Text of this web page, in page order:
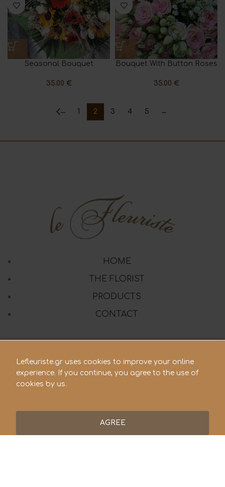
Seasonal Bouquet
35.00 €
Bouquet With Button Roses
35.00 €
← 1 2 3 4 5 →
HOME
THE FLORIST
PRODUCTS
CONTACT
210 28.21.119
Lefleuriste.gr uses cookies to improve your online
experience. If you continue, you agree to the use of
cookies by us.
AGREE